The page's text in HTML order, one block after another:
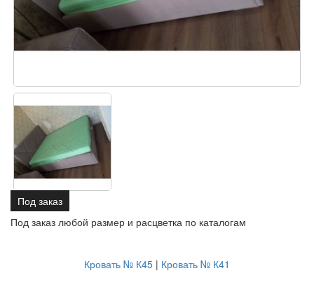
Под заказ
Под заказ любой размер и расцветка по каталогам
Кровать № К45 | Кровать № К41